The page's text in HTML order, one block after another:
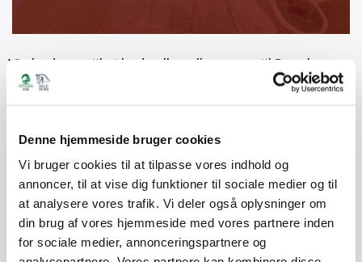
Denne hjemmeside bruger cookies
Vi bruger cookies til at tilpasse vores indhold og
annoncer, til at vise dig funktioner til sociale medier og til
at analysere vores trafik. Vi deler også oplysninger om
din brug af vores hjemmeside med vores partnere inden
for sociale medier, annonceringspartnere og
Vi glæder os til at byde alle velkommen til Dansk
Varmblods Egnethedstest i Region 3 på Stutteri Ask &
Lørdag den 15. november 2025 afvikles
egnethedstesten i dressur. Søndag den 16. november
2025 fortsætter vi med egnethedstesten i
springning.
Tidsplan, startlister og resultater findes på Equipe og